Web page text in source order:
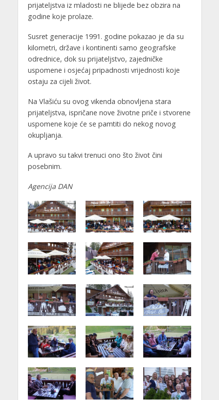
prijateljstva iz mladosti ne blijede bez obzira na
godine koje prolaze.
Susret generacije 1991. godine pokazao je da su
kilometri, države i kontinenti samo geografske
odrednice, dok su prijateljstvo, zajedničke
uspomene i osjećaj pripadnosti vrijednosti koje
ostaju za cijeli život.
Na Vlašiću su ovog vikenda obnovljena stara
prijateljstva, ispričane nove životne priče i stvorene
uspomene koje će se pamtiti do nekog novog
okupljanja.
A upravo su takvi trenuci ono što život čini
posebnim.
Agencija DAN